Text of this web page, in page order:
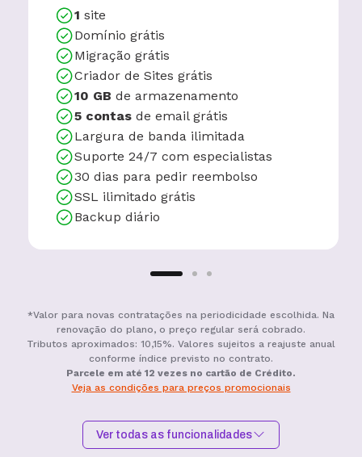
1 site
Domínio grátis
Migração grátis
Criador de Sites grátis
10 GB de armazenamento
5 contas de email grátis
Largura de banda ilimitada
Suporte 24/7 com especialistas
30 dias para pedir reembolso
SSL ilimitado grátis
Backup diário
*Valor para novas contratações na periodicidade escolhida. Na
renovação do plano, o preço regular será cobrado.
Tributos aproximados: 10,15%. Valores sujeitos a reajuste anual
conforme índice previsto no contrato.
Parcele em até 12 vezes no cartão de Crédito.
Veja as condições para preços promocionais
Ver todas as funcionalidades